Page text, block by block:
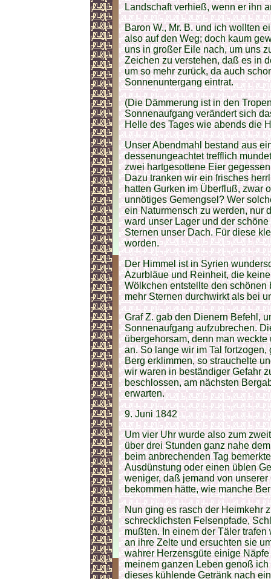
Landschaft verhieß, wenn er ihn
Baron W., Mr. B. und ich wollten
also auf den Weg; doch kaum
uns in großer Eile nach, um uns
Zeichen zu verstehen, daß es in
um so mehr zurück, da auch
Sonnenuntergang eintrat.
(Die Dämmerung ist in den
Sonnenaufgang verändert sich
Helle des Tages wie abends die
Unser Abendmahl bestand aus
dessenungeachtet trefflich
zwei hartgesottene Eier
Dazu tranken wir ein frisches
hatten Gurken im Überfluß, zwar
unnötiges Gemengsel? Wer
ein Naturmensch zu werden, nur
ward unser Lager und der
Sternen unser Dach. Für diese
worden.
Der Himmel ist in Syrien
Azurbläue und Reinheit, die
Wölkchen entstellte den
mehr Sternen durchwirkt als bei
Graf Z. gab den Dienern Befehl,
Sonnenaufgang aufzubrechen.
übergehorsam, denn man
an. So lange wir im Tal
Berg erklimmen, so strauchelte
wir waren in beständiger Gefahr
beschlossen, am nächsten
erwarten.
9. Juni 1842
Um vier Uhr wurde also zum
über drei Stunden ganz nahe
beim anbrechenden Tag
Ausdünstung oder einen üblen
weniger, daß jemand von
bekommen hätte, wie manche
Nun ging es rasch der Heimkehr
schrecklichsten Felsenpfade,
mußten. In einem der Täler
an ihre Zelte und ersuchten sie
wahrer Herzensgüte einige
meinem ganzen Leben genoß
dieses kühlende Getränk nach